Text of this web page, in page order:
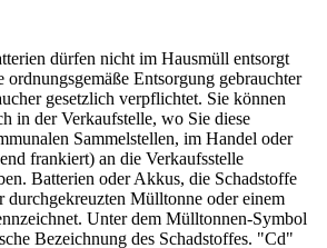
dürfen nicht im Hausmüll entsorgt
Entsorgung gebrauchter
gesetzlich verpflichtet. Sie können
in der Verkaufstelle, wo Sie diese
Sammelstellen, im Handel oder
frankiert) an die Verkaufsstelle
Batterien oder Akkus, die Schadstoffe
durchgekreuzten Mülltonne oder einem
Unter dem Mülltonnen-Symbol
Bezeichnung des Schadstoffes. "Cd"